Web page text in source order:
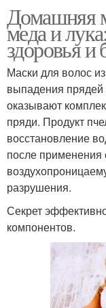
Домашняя
меда и
здоровья и
Маски для волос
выпадения
оказывают
пряди. Продукт
восстановление
после применения
разрушения.
Секрет
компонентов.